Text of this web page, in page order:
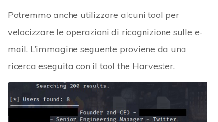
Potremmo anche utilizzare alcuni tool per
velocizzare le operazioni di ricognizione sulle e-
mail. L’immagine seguente proviene da una
ricerca eseguita con il tool the Harvester.